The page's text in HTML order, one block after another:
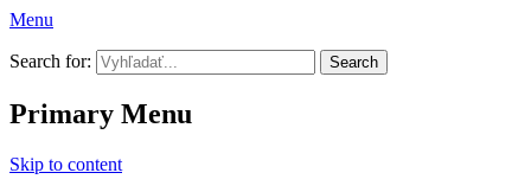
Menu
Prekroč svoj tieň
Search for:
Primary Menu
Skip to content